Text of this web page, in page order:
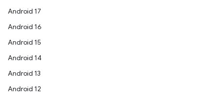
Android 17
Android 16
Android 15
Android 14
Android 13
Android 12